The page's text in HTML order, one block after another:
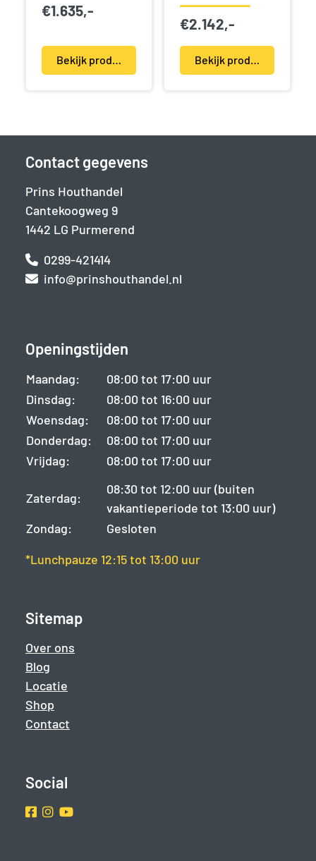
€1.635,-
Bekijk product(en)
€2.142,-
Bekijk product(en)
Contact gegevens
Prins Houthandel
Cantekoogweg 9
1442 LG Purmerend
0299-421414
info@prinshouthandel.nl
Openingstijden
Maandag:
08:00 tot 17:00 uur
Dinsdag:
08:00 tot 16:00 uur
Woensdag:
08:00 tot 17:00 uur
Donderdag:
08:00 tot 17:00 uur
Vrijdag:
08:00 tot 17:00 uur
Zaterdag:
08:30 tot 12:00 uur (buiten
vakantieperiode tot 13:00 uur)
Zondag:
Gesloten
*Lunchpauze 12:15 tot 13:00 uur
Sitemap
Over ons
Blog
Locatie
Shop
Contact
Social
Facebook
Instragram
Youtube